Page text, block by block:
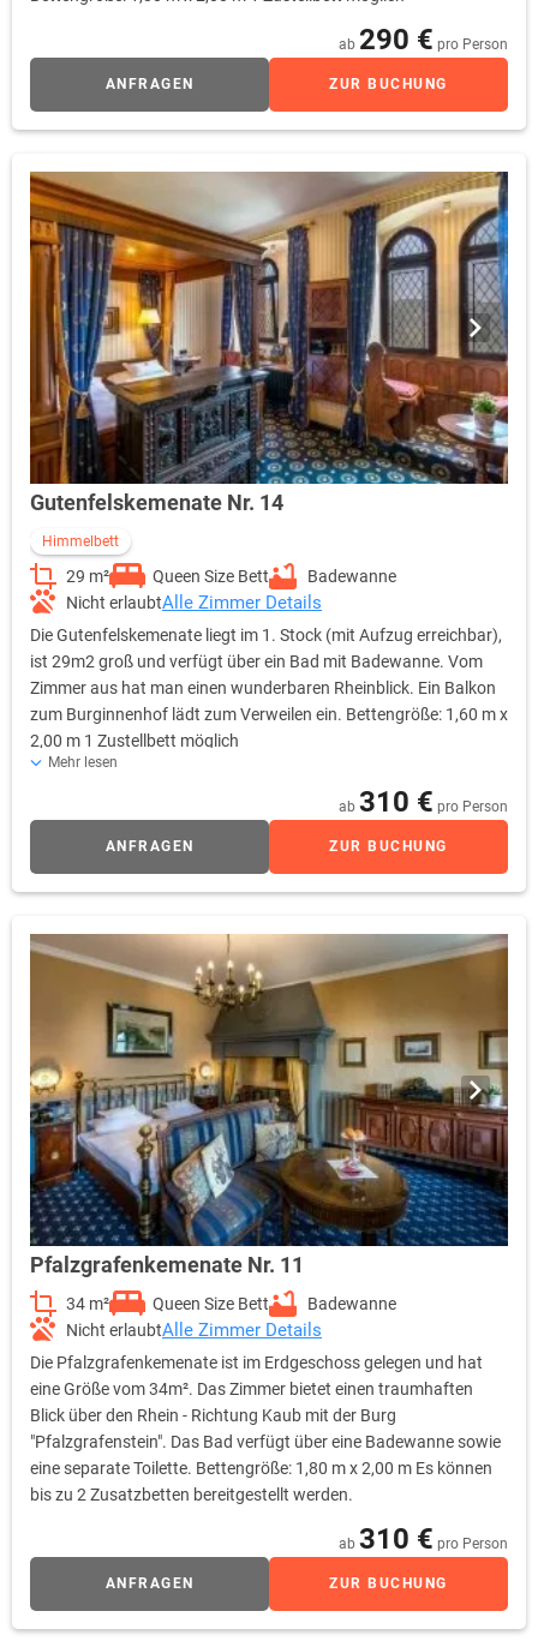
ab 290 € pro Person
ANFRAGEN ZUR BUCHUNG
Gutenfelskemenate Nr. 14
Himmelbett
29 m² Queen Size Bett
Badewanne
Nicht erlaubtAlle Zimmer Details
Die Gutenfelskemenate liegt im 1. Stock (mit Aufzug erreichbar),
ist 29m2 groß und verfügt über ein Bad mit Badewanne. Vom
Zimmer aus hat man einen wunderbaren Rheinblick. Ein Balkon
zum Burginnenhof lädt zum Verweilen ein. Bettengröße: 1,60 m x
2,00 m 1 Zustellbett möglich
Mehr lesen
ab 310 € pro Person
ANFRAGEN ZUR BUCHUNG
Pfalzgrafenkemenate Nr. 11
34 m² Queen Size Bett
Badewanne
Nicht erlaubtAlle Zimmer Details
Die Pfalzgrafenkemenate ist im Erdgeschoss gelegen und hat
eine Größe vom 34m². Das Zimmer bietet einen traumhaften
Blick über den Rhein - Richtung Kaub mit der Burg
"Pfalzgrafenstein". Das Bad verfügt über eine Badewanne sowie
eine separate Toilette. Bettengröße: 1,80 m x 2,00 m Es können
bis zu 2 Zusatzbetten bereitgestellt werden.
ab 310 € pro Person
ANFRAGEN ZUR BUCHUNG